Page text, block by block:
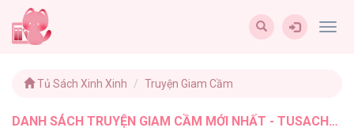
Tủ Sách Xinh Xinh Truyện Giam Cầm
DANH SÁCH TRUYỆN GIAM CẦM MỚI NHẤT - TUSACHXINHXINH (10)